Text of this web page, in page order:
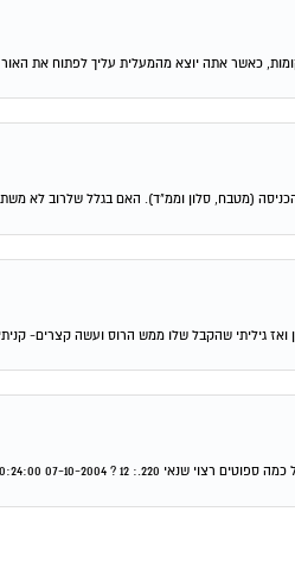
(מטבח, סלון וממ"ד). האם בגלל שלרוב לא